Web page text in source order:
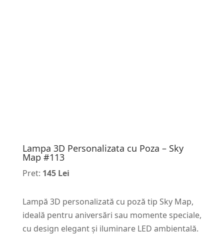
Lampa 3D Personalizata cu Poza – Sky
Map #113
Pret: 145 Lei
Lampă 3D personalizată cu poză tip Sky Map,
ideală pentru aniversări sau momente speciale,
cu design elegant și iluminare LED ambientală.